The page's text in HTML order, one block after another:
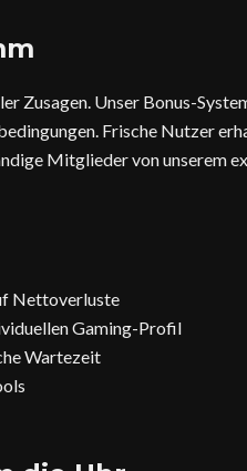
Zusagen. Unser Bonus-
Frische Nutzer
Mitglieder von unserem
Nettoverluste
Gaming-Profil
Wartezeit